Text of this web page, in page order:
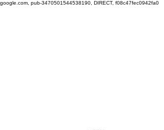
google.com, pub-3470501544538190, DIRECT, f08c47fec0942fa0